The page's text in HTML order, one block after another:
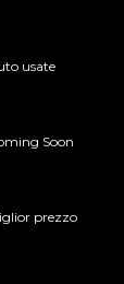
usate
Soon
prezzo